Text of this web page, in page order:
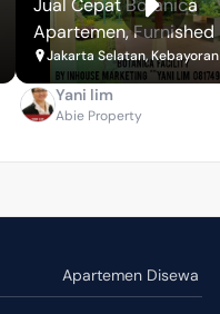
Apartemen, Furnished
195 Sqm, Bagus
Jakarta Selatan,
Yani lim
Abie Property
Apartemen Disewa